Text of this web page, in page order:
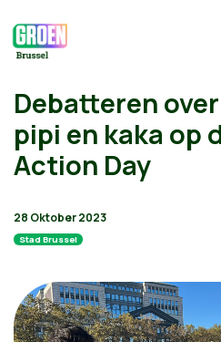
Debatteren
pipi en kaka op
Action Day
28 Oktober 2023
Stad Brussel